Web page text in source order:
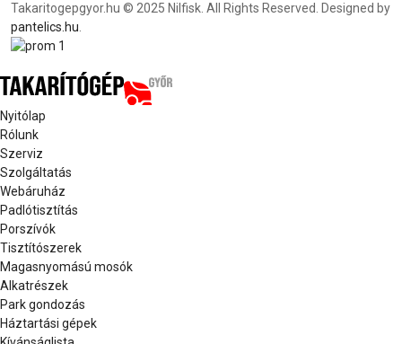
Takaritogepgyor.hu © 2025 Nilfisk. All Rights Reserved. Designed by
pantelics.hu
Nyitólap
Rólunk
Szerviz
Szolgáltatás
Webáruház
Padlótisztítás
Porszívók
Tisztítószerek
Magasnyomású mosók
Alkatrészek
Park gondozás
Háztartási gépek